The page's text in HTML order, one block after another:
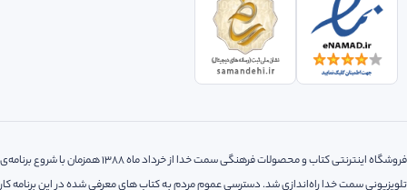
فروشگاه اینترنتی کتاب و محصولات فرهنگی سمت خدا از خرداد ماه 1388 همزمان با شروع برنامه‌ی
تلویزیونی سمت خدا راه‌اندازی شد. دسترسی عموم مردم به کتاب های معرفی شده در این برنامه کار